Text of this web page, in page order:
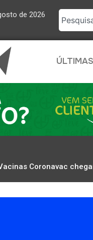
de 2026
Coronavac